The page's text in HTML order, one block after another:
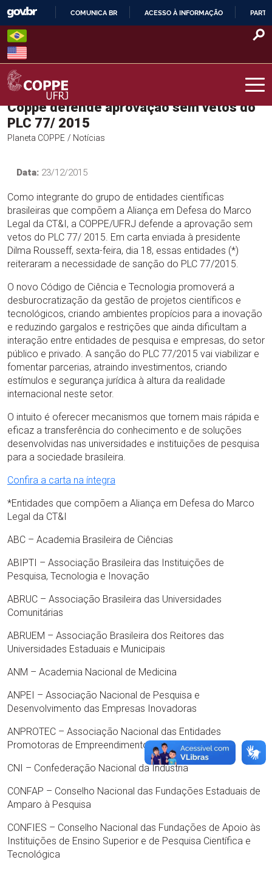
Skip
content
O
COMUNICA BR ACESSO À INFORMAÇÃO
COPPE – UFRJ
Coppe defende aprovação sem vetos do
PLC 77/ 2015
Planeta COPPE / Notícias
Data: 23/12/2015
Como integrante do grupo de entidades científicas
brasileiras que compõem a Aliança em Defesa do Marco
Legal da CT&I, a COPPE/UFRJ defende a aprovação sem
vetos do PLC 77/ 2015. Em carta enviada à presidente
Dilma Rousseff, sexta-feira, dia 18, essas entidades (*)
reiteraram a necessidade de sanção do PLC 77/2015.
O novo Código de Ciência e Tecnologia promoverá a
desburocratização da gestão de projetos científicos e
tecnológicos, criando ambientes propícios para a inovação
e reduzindo gargalos e restrições que ainda dificultam a
interação entre entidades de pesquisa e empresas, do setor
público e privado. A sanção do PLC 77/2015 vai viabilizar e
fomentar parcerias, atraindo investimentos, criando
estímulos e segurança jurídica à altura da realidade
internacional neste setor.
O intuito é oferecer mecanismos que tornem mais rápida e
eficaz a transferência do conhecimento e de soluções
desenvolvidas nas universidades e instituições de pesquisa
para a sociedade brasileira.
Confira a carta na íntegra
*Entidades que compõem a Aliança em Defesa do Marco
Legal da CT&I
ABC – Academia Brasileira de Ciências
ABIPTI – Associação Brasileira das Instituições de
Pesquisa, Tecnologia e Inovação
ABRUC – Associação Brasileira das Universidades
Comunitárias
ABRUEM – Associação Brasileira dos Reitores das
Universidades Estaduais e Municipais
ANM – Academia Nacional de Medicina
ANPEI – Associação Nacional de Pesquisa e
Desenvolvimento das Empresas Inovadoras
ANPROTEC – Associação Nacional das Entidades
Promotoras de Empreendimentos Inovadores
CNI – Confederação Nacional da Indústria
CONFAP – Conselho Nacional das Fundações Estaduais de
Amparo à Pesquisa
CONFIES – Conselho Nacional das Fundações de Apoio às
Instituições de Ensino Superior e de Pesquisa Científica e
Tecnológica